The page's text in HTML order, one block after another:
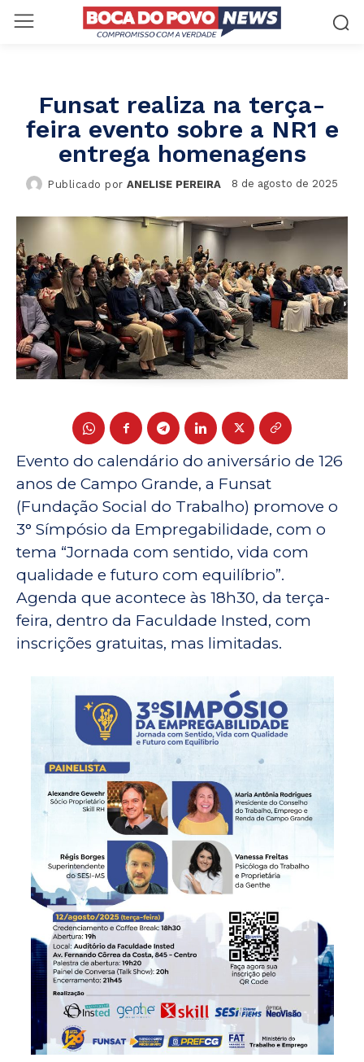
Funsat realiza na terça-
feira evento sobre a NR1 e
entrega homenagens
Publicado por ANELISE PEREIRA 8 de agosto de 2025
Evento do calendário do aniversário de 126
anos de Campo Grande, a Funsat
(Fundação Social do Trabalho) promove o
3° Símpósio da Empregabilidade, com o
tema “Jornada com sentido, vida com
qualidade e futuro com equilíbrio”.
Agenda que acontece às 18h30, da terça-
feira, dentro da Faculdade Insted, com
inscrições gratuitas, mas limitadas.